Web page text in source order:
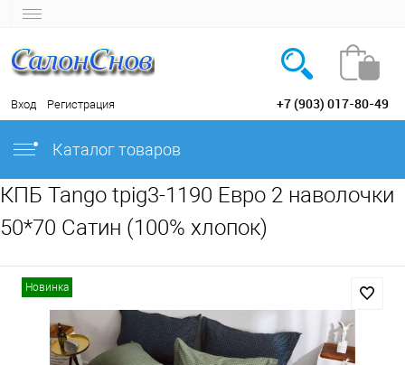
Вход Регистрация +7 (903) 017-80-49
Каталог товаров
КПБ Tango tpig3-1190 Евро 2 наволочки
50*70 Сатин (100% хлопок)
Новинка